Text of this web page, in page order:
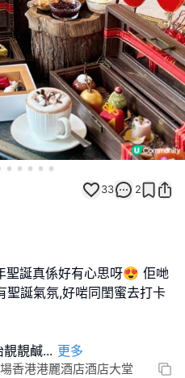
33 2
誕真係好有心思呀😍 佢哋
聖誕氣氛,好啱同閨蜜去打卡
靚靚鹹... 更多
香港港麗酒店酒店大堂